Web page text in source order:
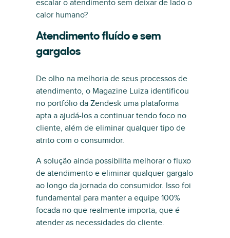
escalar o atendimento sem deixar de lado o
calor humano?
Atendimento fluído e sem
gargalos
De olho na melhoria de seus processos de
atendimento, o Magazine Luiza identificou
no portfólio da Zendesk uma plataforma
apta a ajudá-los a continuar tendo foco no
cliente, além de eliminar qualquer tipo de
atrito com o consumidor.
A solução ainda possibilita melhorar o fluxo
de atendimento e eliminar qualquer gargalo
ao longo da jornada do consumidor. Isso foi
fundamental para manter a equipe 100%
focada no que realmente importa, que é
atender as necessidades do cliente.